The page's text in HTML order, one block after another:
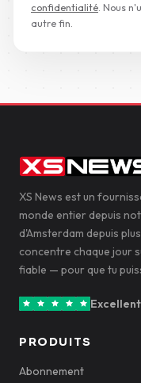
confidentialité . Nous
autre fin.
XS News est un
monde entier depuis
d'Amsterdam depuis
concentre chaque jour
fiable — pour que tu
Excellent
PRODUITS
Abonnement